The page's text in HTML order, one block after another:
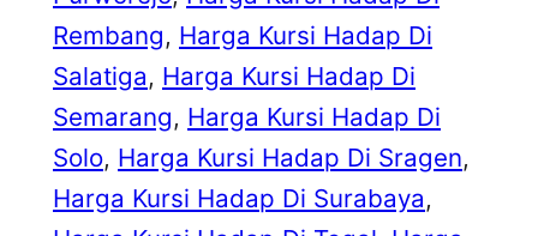
Rembang, Harga Kursi Hadap Di
Salatiga, Harga Kursi Hadap Di
Semarang, Harga Kursi Hadap Di
Solo, Harga Kursi Hadap Di Sragen
Harga Kursi Hadap Di Surabaya